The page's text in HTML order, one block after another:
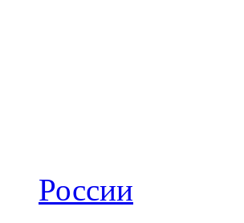
России